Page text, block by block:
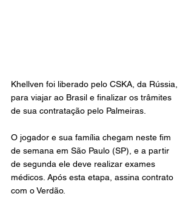
Khellven foi liberado pelo CSKA, da Rússia,
para viajar ao Brasil e finalizar os trâmites
de sua contratação pelo Palmeiras.
O jogador e sua família chegam neste fim
de semana em São Paulo (SP), e a partir
de segunda ele deve realizar exames
médicos. Após esta etapa, assina contrato
com o Verdão.